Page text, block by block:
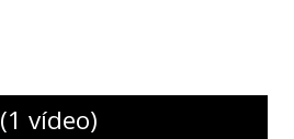
(1 vídeo)